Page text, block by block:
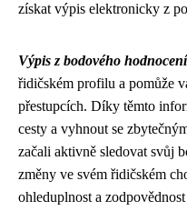
získat výpis elektronicky z
Výpis z bodového hodnocení
řidičském profilu a pomůže
přestupcích. Díky těmto
cesty a vyhnout se
začali aktivně sledovat svůj
změny ve svém řidičském
ohleduplnost a